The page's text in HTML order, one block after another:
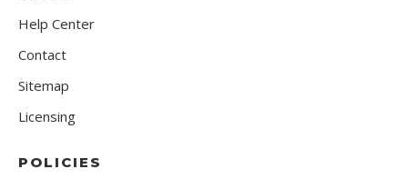
Help Center
Contact
Sitemap
Licensing
POLICIES